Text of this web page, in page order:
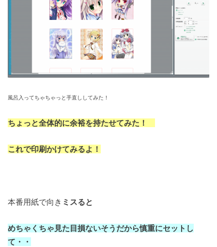
風呂入ってちゃちゃっと手直ししてみた！
ちょっと全体的に余裕を持たせてみた！
これで印刷かけてみるよ！
本番用紙で向き ミスると
めちゃくちゃ見た目損ないそうだから慎重にセットし
て・・